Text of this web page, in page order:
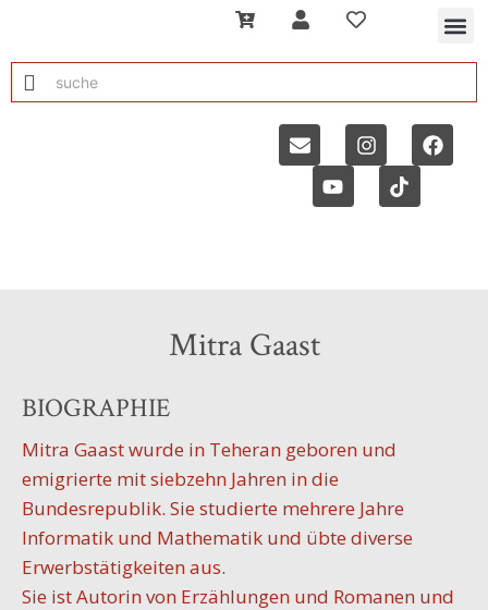
Mitra Gaast
BIOGRAPHIE
Mitra Gaast wurde in Teheran geboren und
emigrierte mit siebzehn Jahren in die
Bundesrepublik. Sie studierte mehrere Jahre
Informatik und Mathematik und übte diverse
Erwerbstätigkeiten aus.
Sie ist Autorin von Erzählungen und Romanen und